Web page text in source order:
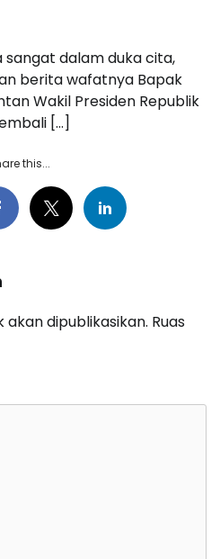
sangat dalam duka cita,
berita wafatnya Bapak
Wakil Presiden Republik
[…]
this...
dipublikasikan. Ruas